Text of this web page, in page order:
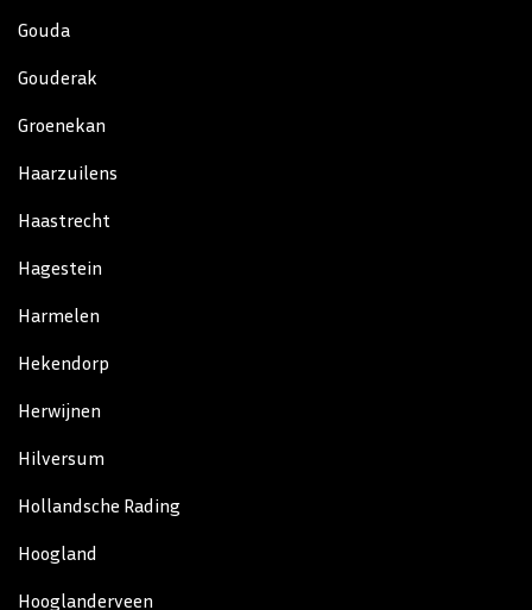
Gouda
Gouderak
Groenekan
Haarzuilens
Haastrecht
Hagestein
Harmelen
Hekendorp
Herwijnen
Hilversum
Hollandsche Rading
Hoogland
Hooglanderveen